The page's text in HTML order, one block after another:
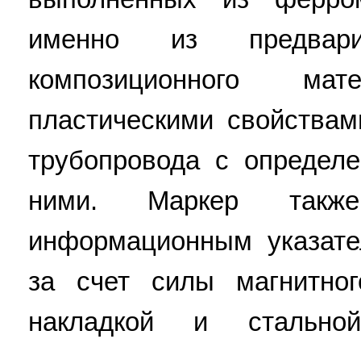
именно из
композиционного
пластическими
трубопровода с
ними. Маркер
информационным
за счет силы
накладкой и